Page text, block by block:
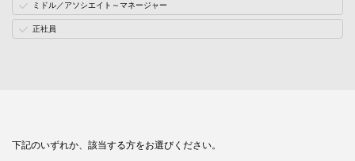
ミドル／アソシエイト～マネージャー
正社員
下記のいずれか、該当する方をお選びください。